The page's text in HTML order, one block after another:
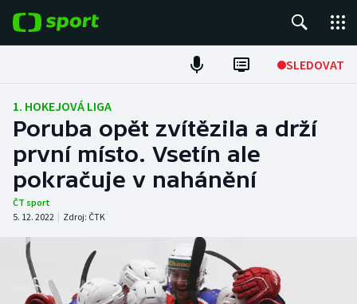
SLEDOVAT
Fotbal
Hokej
Tenis
Atletika
Cyklistika
DALŠÍ SPORTY
1. HOKEJOVÁ LIGA
Poruba opět zvítězila a drží
první místo. Vsetín ale
pokračuje v nahánění
ČT sport
5. 12. 2022 | Zdroj: ČTK